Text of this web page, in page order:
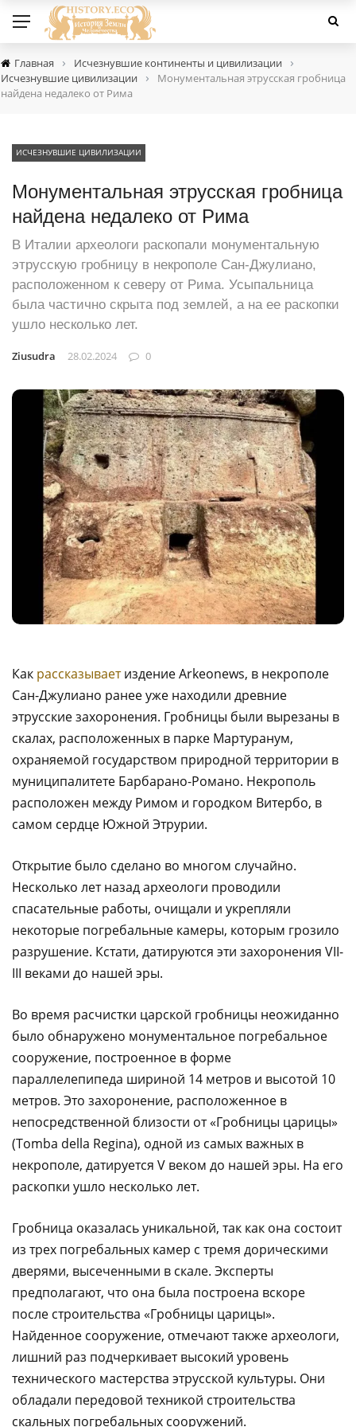
Главная › Исчезнувшие континенты и цивилизации ›
Исчезнувшие цивилизации ›
Монументальная этрусская гробница
найдена недалеко от Рима
ИСЧЕЗНУВШИЕ ЦИВИЛИЗАЦИИ
Монументальная этрусская гробница
найдена недалеко от Рима
В Италии археологи раскопали монументальную
этрусскую гробницу в некрополе Сан-Джулиано,
расположенном к северу от Рима. Усыпальница
была частично скрыта под землей, а на ее раскопки
ушло несколько лет.
Ziusudra 28.02.2024 0
Как рассказываетиздение Arkeonews, в некрополе
Сан-Джулиано ранее уже находили древние
этрусские захоронения. Гробницы были вырезаны в
скалах, расположенных в парке Мартуранум,
охраняемой государством природной территории в
муниципалитете Барбарано-Романо. Некрополь
расположен между Римом и городком Витербо, в
самом сердце Южной Этрурии.
Открытие было сделано во многом случайно.
Несколько лет назад археологи проводили
спасательные работы, очищали и укрепляли
некоторые погребальные камеры, которым грозило
разрушение. Кстати, датируются эти захоронения VII-
III веками до нашей эры.
Во время расчистки царской гробницы неожиданно
было обнаружено монументальное погребальное
сооружение, построенное в форме
параллелепипеда шириной 14 метров и высотой 10
метров. Это захоронение, расположенное в
непосредственной близости от «Гробницы царицы»
(Tomba della Regina), одной из самых важных в
некрополе, датируется V веком до нашей эры. На его
раскопки ушло несколько лет.
Гробница оказалась уникальной, так как она состоит
из трех погребальных камер с тремя дорическими
дверями, высеченными в скале. Эксперты
предполагают, что она была построена вскоре
после строительства «Гробницы царицы».
Найденное сооружение, отмечают также археологи,
лишний раз подчеркивает высокий уровень
технического мастерства этрусской культуры. Они
обладали передовой техникой строительства
скальных погребальных сооружений.